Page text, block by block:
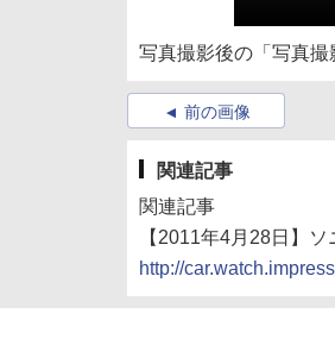
写真撮影後の「写真撮
前の画像
関連記事
関連記事
【2011年4月28日】
http://